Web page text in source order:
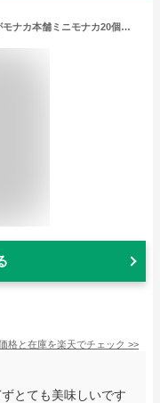
【仙台駅倉庫出荷】【常温商品】白松がモナカ本舗ミニモナカ20個東北 お土産 みやげ 東北みやげ お菓子 スイーツ グルメ お中元 お取り寄せ ギフト プレゼント のし可 御歳暮内祝い
格と在庫を楽天でチェック >>
とても美味しいです